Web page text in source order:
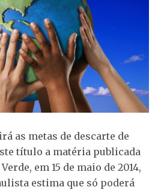
as metas de descarte de
título a matéria publicada
em 15 de maio de 2014,
estima que só poderá